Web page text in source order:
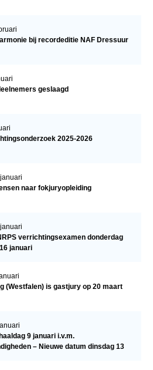
bij recordeditie NAF Dressuur
geslaagd
2025-2026
naar fokjuryopleiding
verrichtingsexamen donderdag
januari
(Westfalen) is gastjury op 20 maart
9 januari i.v.m.
– Nieuwe datum dinsdag 13